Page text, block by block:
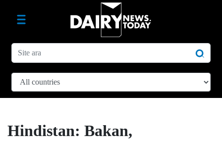
Hindistan: Bakan,